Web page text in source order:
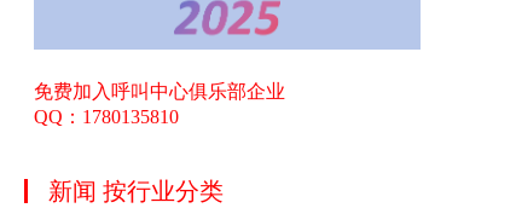
免费加入呼叫中心俱乐部企业
QQ：1780135810
新闻 按行业分类